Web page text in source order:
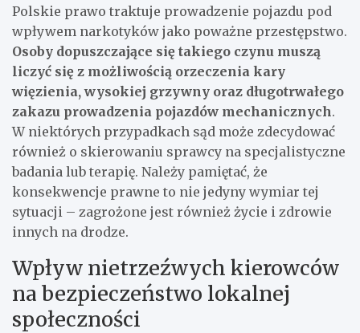
Polskie prawo traktuje prowadzenie pojazdu pod
wpływem narkotyków jako poważne przestępstwo.
Osoby dopuszczające się takiego czynu muszą
liczyć się z możliwością orzeczenia kary
więzienia, wysokiej grzywny oraz długotrwałego
zakazu prowadzenia pojazdów mechanicznych.
W niektórych przypadkach sąd może zdecydować
również o skierowaniu sprawcy na specjalistyczne
badania lub terapię. Należy pamiętać, że
konsekwencje prawne to nie jedyny wymiar tej
sytuacji – zagrożone jest również życie i zdrowie
innych na drodze.
Wpływ nietrzeźwych kierowców
na bezpieczeństwo lokalnej
społeczności